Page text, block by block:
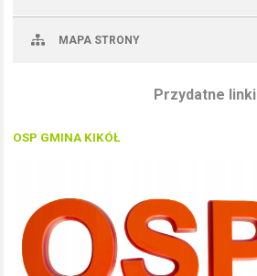
MAPA STRONY
Przydatne linki
OSP GMINA KIKÓŁ